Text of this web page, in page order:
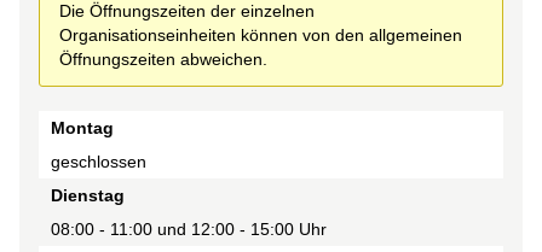
Die Öffnungszeiten der einzelnen
Organisationseinheiten können von den allgemeinen
Öffnungszeiten abweichen.
Tag
Zeit(en)
Anmerkung
Montag
geschlossen
Dienstag
08:00 - 11:00 und 12:00 - 15:00 Uhr